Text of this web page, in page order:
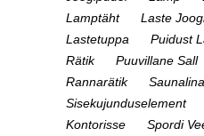
Lamptäht
Laste
Lastetuppa
Puidust
Rätik
Puuvillane Sall
Rannarätik
Saunalina
Sisekujunduselement
Kontorisse
Spordi